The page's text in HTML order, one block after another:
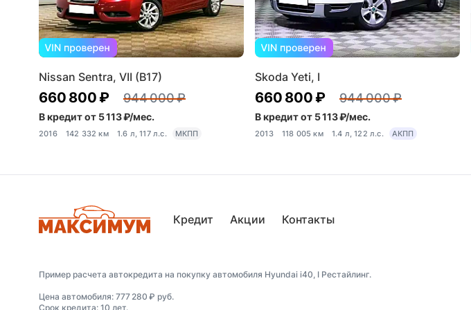
Nissan Sentra, VII (B17)
660 800 ₽ 944 000 ₽
В кредит от 5 113 ₽/мес.
2016 142 332 км 1.6 л, 117 л.с. МКПП
Skoda Yeti, I
660 800 ₽ 944 000 ₽
В кредит от 5 113 ₽/мес.
2013 118 005 км 1.4 л, 122 л.с. АКПП
Кредит Акции Контакты
Пример расчета автокредита на покупку автомобиля Hyundai i40, I Рестайлинг.
Цена автомобиля: 777 280 ₽ руб.
Срок кредита: 10 лет.